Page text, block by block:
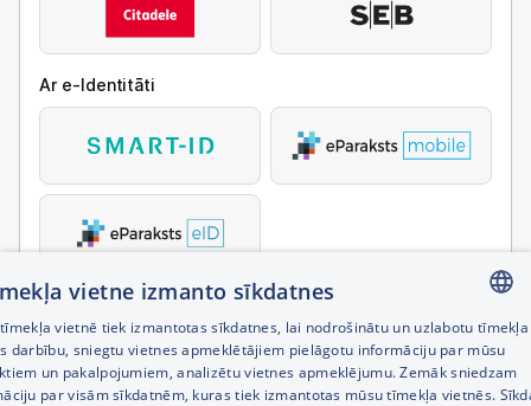
Ar e-Identitāti
LATVIAN
RUSSIAN
vietne izmanto sīkdatnes
vietnē tiek izmantotas sīkdatnes, lai nodrošinātu un uzlabotu tīmekļa
darbību, sniegtu vietnes apmeklētājiem pielāgotu informāciju par mūsu
un pakalpojumiem, analizētu vietnes apmeklējumu. Zemāk sniedzam
par visām sīkdatnēm, kuras tiek izmantotas mūsu tīmekļa vietnēs.